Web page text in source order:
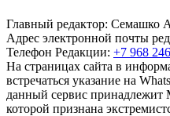
Главный редактор: Семашко
Адрес электронной почты
Телефон Редакции: +7 968
На страницах сайта в
встречаться указание на
данный сервис принадлежит
которой признана